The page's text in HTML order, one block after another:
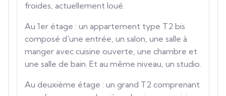
froides, actuellement loué.
Au 1er étage : un appartement type T2 bis
composé d'une entrée, un salon, une salle à
manger avec cuisine ouverte, une chambre et
une salle de bain. Et au même niveau, un studio.
Au deuxième étage : un grand T2 comprenant